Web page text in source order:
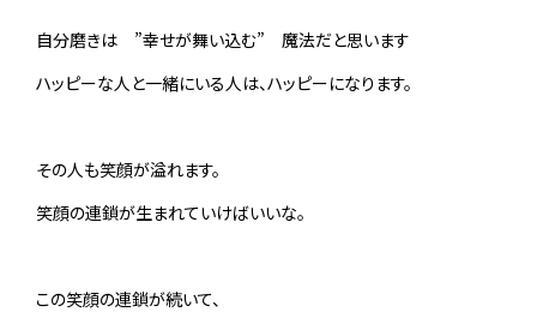
自分磨きは ”幸せが舞い込む” 魔法だと思います
ハッピーな人と一緒にいる人は、ハッピーになります。
その人も笑顔が溢れます。
笑顔の連鎖が生まれていけばいいな。
この笑顔の連鎖が続いて、